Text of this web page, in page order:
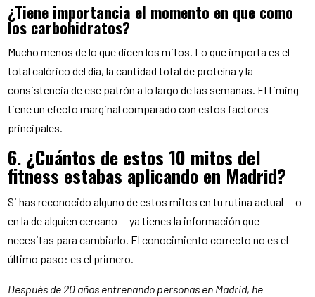
¿Tiene importancia el momento en que como
los carbohidratos?
Mucho menos de lo que dicen los mitos. Lo que importa es el
total calórico del día, la cantidad total de proteína y la
consistencia de ese patrón a lo largo de las semanas. El timing
tiene un efecto marginal comparado con estos factores
principales.
6. ¿Cuántos de estos 10 mitos del
fitness estabas aplicando en Madrid?
Si has reconocido alguno de estos mitos en tu rutina actual — o
en la de alguien cercano — ya tienes la información que
necesitas para cambiarlo. El conocimiento correcto no es el
último paso: es el primero.
Después de 20 años entrenando personas en Madrid, he